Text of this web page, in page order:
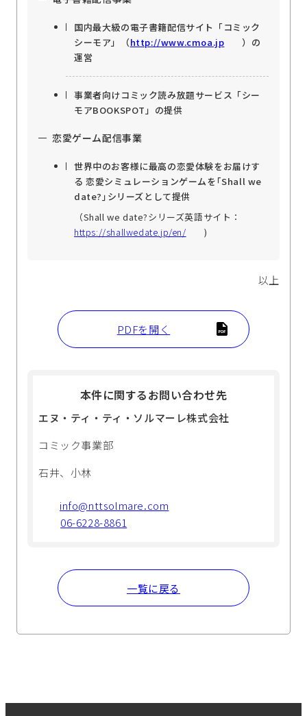
国内最大級の電子書籍配信サイト「コミック
シーモア」（http://www.cmoa.jp
）の
運営
事業者向けコミック読み放題サービス「シー
モアBOOKSPOT」の提供
恋愛ゲーム配信事業
世界中のお客様に最高の恋愛体験をお届けす
る 恋愛シミュレーションゲームを｢Shall we
date?｣シリーズとして提供
（Shall we date?シリーズ英語サイト：
https://shallwedate.jp/en/
)
以上
PDFを開く
本件に関するお問い合わせ先
エヌ・ティ・ティ・ソルマーレ株式会社
コミック事業部
石井、小林
info@nttsolmare.com
06-6228-8861
一覧に戻る